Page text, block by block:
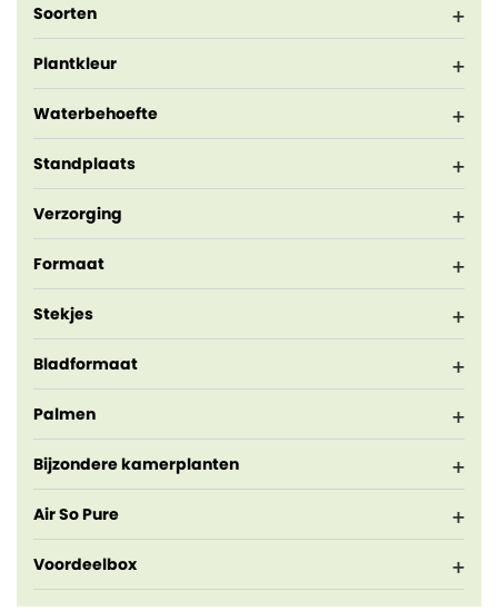
Soorten
Plantkleur
Waterbehoefte
Standplaats
Verzorging
Formaat
Stekjes
Bladformaat
Palmen
Bijzondere kamerplanten
Air So Pure
Voordeelbox